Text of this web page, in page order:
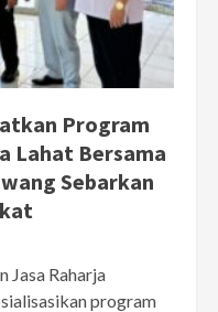
Program
Lahat Bersama
Sebarkan
Jasa Raharja
program